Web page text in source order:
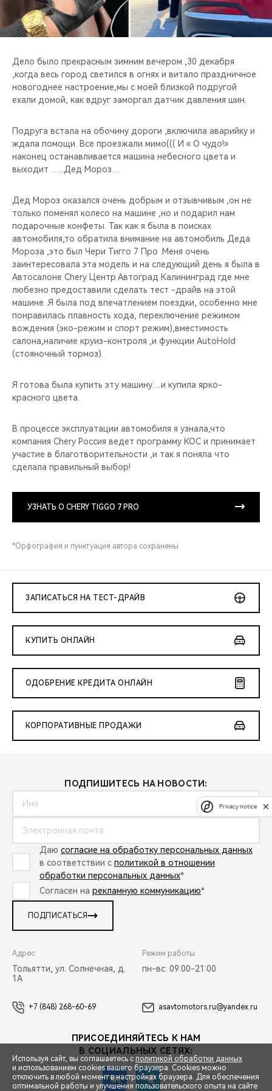
CHERY И СПОРТ
НАШИ МЕРОПРИЯТИЯ
ВИДЕООБЗОРЫ
CHERY ДЛЯ ДЕТЕЙ
Дело было прекрасным зимним вечером ,30 декабря
,когда весь город светился в огнях и витало праздничное
новогоднее настроение,мы с моей близкой подругой
ехали домой, как вдруг заморгал датчик давления шин.
Подруга встала на обочину дороги ,включила аварийку и
ждала помощи. Все проезжали мимо((( И « О чудо!»
наконец останавливается машина небесного цвета и
выходит …..Дед Мороз…
Дед Мороз оказался очень добрым и отзывчивым ,он не
только поменял колесо на машине ,но и подарил нам
подарочные конфеты. Так как я была в поисках
автомобиля,то обратила внимание на автомобиль Деда
Мороза ,это был Чери Тигго 7 Про .Меня очень
заинтересовала эта модель и на следующий день я была в
Автосалоне Chery Центр Автоград Калининград где мне
любезно предоставили сделать тест -драйв на этой
машине .Я была под впечатлением поездки, особенно мне
понравилась плавность хода, переключение режимом
вождения (эко-режим и спорт режим),вместимость
салона,наличие круиз-контроля ,и функции AutoHold
(стояночный тормоз).
Я готова была купить эту машину…и купила ярко-
красного цвета.
В процессе эксплуатации автомобиля я узнала,что
компания Chery Россия ведет программу КОС и принимает
участие в благотворительности ,и так я поняла что
сделала правильный выбор!
УЗНАТЬ О CHERY TIGGO 7 PRO
*Орфография и пунктуация автора сохранены
ЗАПИСАТЬСЯ НА ТЕСТ-ДРАЙВ
КУПИТЬ ОНЛАЙН
ОДОБРЕНИЕ КРЕДИТА ОНЛАЙН
КОРПОРАТИВНЫЕ ПРОДАЖИ
ПОДПИШИТЕСЬ НА НОВОСТИ:
Даю согласие на обработку персональных данных
в соответствии с политикой в отношении
обработки персональных данных*
Согласен на рекламную коммуникацию*
ПОДПИСАТЬСЯ
Адрес:
Тольятти, ул. Солнечная, д.
1А
Режим работы:
пн-вс: 09:00-21:00
+7 (848) 268-60-69 asavtomotors.ru@yandex.ru
ПРИСОЕДИНЯЙТЕСЬ К НАМ
В СОЦИАЛЬНЫХ СЕТЯХ:
Используя сайт, вы соглашаетесь с политикой обработки данных
и использованием cookies вашего браузера. Cookies можно
отключить в любой момент в настройках браузера. Для обеспечения
оптимальной работы и улучшения пользовательского опыта на сайте
Privacy notice